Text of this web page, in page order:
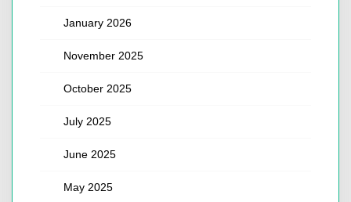
January 2026
November 2025
October 2025
July 2025
June 2025
May 2025